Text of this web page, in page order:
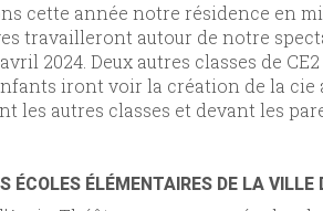
cette année notre résidence en
travailleront autour de notre
2024. Deux autres classes de
iront voir la création de la
les autres classes et devant les
ÉCOLES ÉLÉMENTAIRES DE LA VILLE